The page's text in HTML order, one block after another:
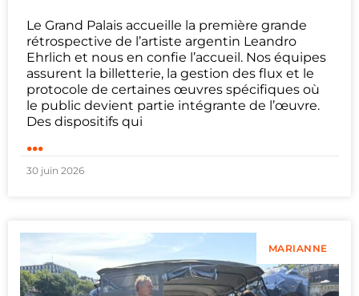
Le Grand Palais accueille la première grande
rétrospective de l’artiste argentin Leandro
Ehrlich et nous en confie l’accueil. Nos équipes
assurent la billetterie, la gestion des flux et le
protocole de certaines œuvres spécifiques où
le public devient partie intégrante de l’œuvre.
Des dispositifs qui
...
30 juin 2026
MARIANNE